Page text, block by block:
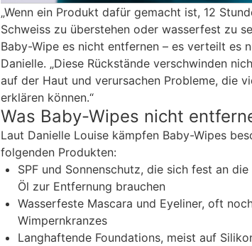
„Wenn ein Produkt dafür gemacht ist, 12
Schweiss zu überstehen oder wasserfest zu
Baby-Wipe es nicht entfernen – es verteilt es
Danielle. „Diese Rückstände verschwinden
auf der Haut und verursachen Probleme, die
erklären können.“
Was Baby-Wipes nicht
Laut Danielle Louise kämpfen Baby-Wipes
folgenden Produkten:
SPF und Sonnenschutz, die sich fest an
Öl zur Entfernung brauchen
Wasserfeste Mascara und Eyeliner, oft
Wimpernkranzes
Langhaftende Foundations, meist auf